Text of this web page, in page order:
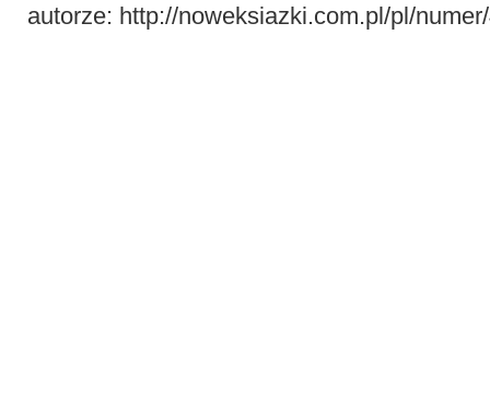
autorze: http://noweksiazki.com.pl/pl/